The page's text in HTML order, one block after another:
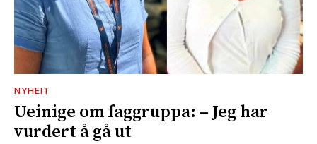
NYHEIT
Ueinige om faggruppa: – Jeg har
vurdert å gå ut